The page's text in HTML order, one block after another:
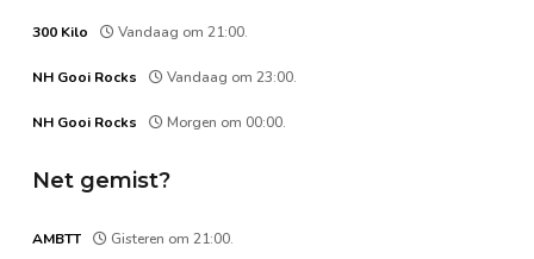
300 Kilo Vandaag om 21:00.
NH Gooi Rocks Vandaag om 23:00.
NH Gooi Rocks Morgen om 00:00.
Net gemist?
AMBTT Gisteren om 21:00.